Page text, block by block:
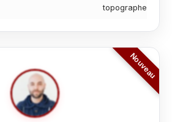
topographe